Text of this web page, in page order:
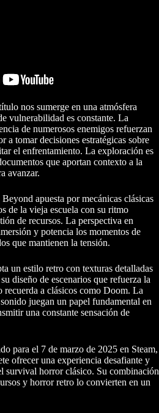
nos sumerge en una atmósfera
vulnerabilidad es constante. La
de numerosos enemigos refuerzan
a tomar decisiones estratégicas sobre
el enfrentamiento. La exploración es
que aportan contexto a la
avanzar.
apuesta por mecánicas clásicas
de la vieja escuela con su ritmo
de recursos. La perspectiva en
y potencia los momentos de
que mantienen la tensión.
un estilo retro con texturas detalladas
diseño de escenarios que refuerza la
recuerda a clásicos como Doom. La
juegan un papel fundamental en
una constante sensación de
para el 7 de marzo de 2025 en Steam,
ofrecer una experiencia desafiante y
survival horror clásico. Su combinación
y horror retro lo convierten en un